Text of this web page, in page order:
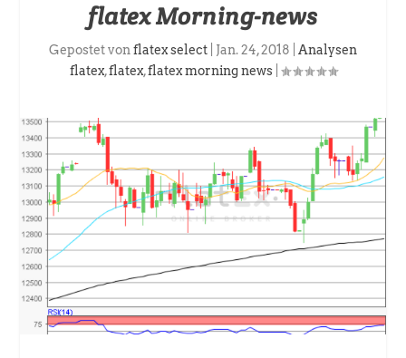
flatex Morning-news
Gepostet vonflatex select Jan. 24, 2018
Analysen
flatex,flatex,flatex morning news|